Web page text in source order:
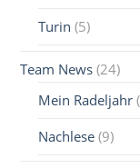
Turin (5)
Team News (24)
Mein Radeljahr
Nachlese (9)